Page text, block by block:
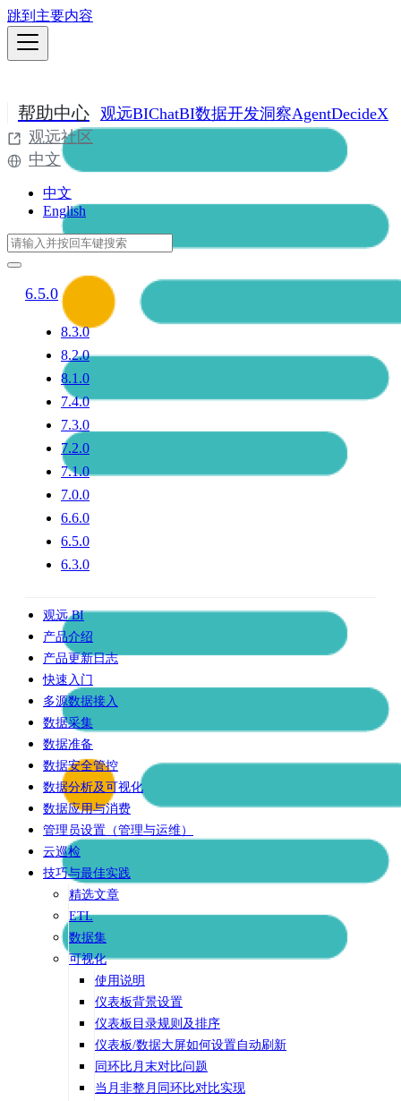
跳到主要内容
帮助中心 观远BIChatBI数据开发洞察AgentDecideX
观远社区
中文
中文
English
6.5.0
8.3.0
8.2.0
8.1.0
7.4.0
7.3.0
7.2.0
7.1.0
7.0.0
6.6.0
6.5.0
6.3.0
观远 BI
产品介绍
产品更新日志
快速入门
多源数据接入
数据采集
数据准备
数据安全管控
数据分析及可视化
数据应用与消费
管理员设置（管理与运维）
云巡检
技巧与最佳实践
精选文章
ETL
数据集
可视化
使用说明
仪表板背景设置
仪表板目录规则及排序
仪表板/数据大屏如何设置自动刷新
同环比月末对比问题
当月非整月同环比对比实现